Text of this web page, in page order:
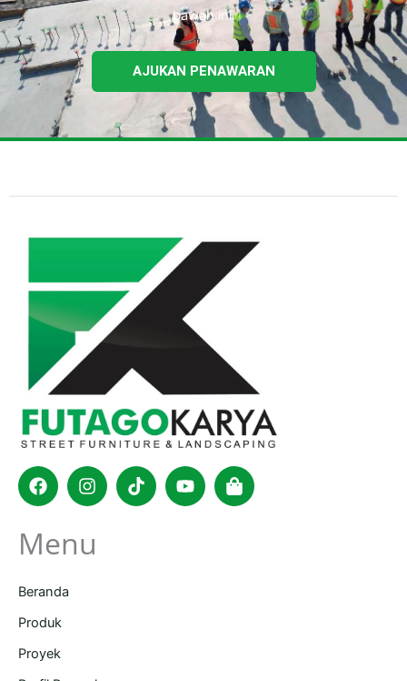
bawah ini.
AJUKAN PENAWARAN
FacebookInstagram
TiktokYoutubeShopping-
bag
Menu
Beranda
Produk
Proyek